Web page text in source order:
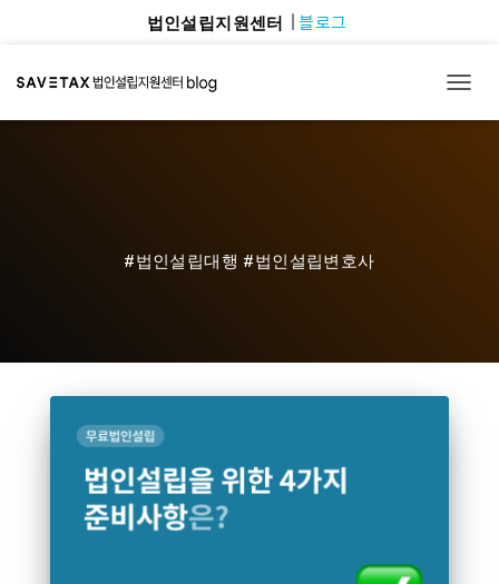
법인설립지원센터 블로그
#법인설립대행 #법인설립변호사